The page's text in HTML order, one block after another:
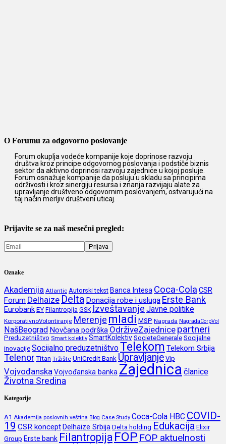
O Forumu za odgovorno poslovanje
Forum okuplja vodeće kompanije koje doprinose razvoju
društva kroz principe odgovornog poslovanja i podstiče biznis
sektor da aktivno doprinosi razvoju zajednice u kojoj posluje.
Forum osnažuje kompanije da posluju u skladu sa principima
održivosti i kroz sinergiju resursa i znanja razvijaju alate za
upravljanje društveno odgovornim poslovanjem, ostvarujući na
taj način merljiv društveni uticaj.
Prijavite se za naš mesečni pregled:
Oznake
Akademija Atlantic Autorski tekst Banca Intesa Coca-Cola CSR
Forum Delhaize Delta Donacija robe i usluga Erste Bank
EurobankEY Filantropija GSK Izveštavanje Javne politike
KorporativnoVolontiranje Merenje mladi MSP Nagrada NagradaCorpVol
NašBeograd Novčana podrška OdrživeZajednice partneri
Preduzetništvo Smart kolektiv SmartKolektivSocieteGeneraleSocijalne
inovacijeSocijalno preduzetništvoTelekom Telekom Srbija
TelenorTitan Tržište UniCredit Bank Upravljanje Vip
VojvođanskaVojvođanska banka Zajednica članice
Životna Sredina
Kategorije
A1 Akademija poslovnih veština Blog Case Study Coca-Cola HBC COVID-
19 CSR konceptDelhaize Srbija Delta holding Edukacija Elixir
Group Erste bank Filantropija FOP FOP aktuelnosti